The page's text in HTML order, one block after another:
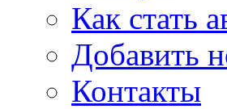
Как стать
Добавить
Контакты